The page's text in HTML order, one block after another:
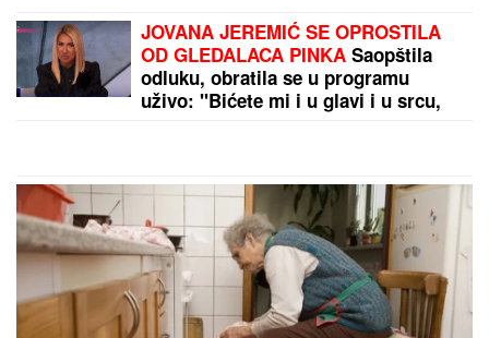
Nude mu bogatstvo: Vlahović sve
bliži crno-belom dresu